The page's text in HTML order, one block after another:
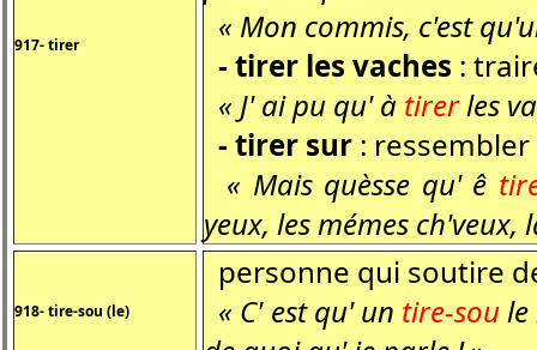
917- tirer
« Mon commis, c'est
- tirer les vaches :
« J' ai pu qu' à tirerles
- tirer sur : ressembler
« Mais quèsse qu' ê
yeux, les mémes ch'veux,
918- tire-sou (le)
personne qui soutire
« C' est qu' un tire-soule